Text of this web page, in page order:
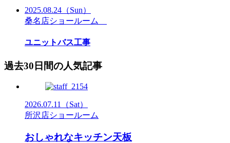
2025.08.24 （Sun）
桑名店ショールーム
ユニットバス工事
過去30日間の人気記事
2026.07.11
（Sat）
所沢店ショールーム
おしゃれなキッチン天板